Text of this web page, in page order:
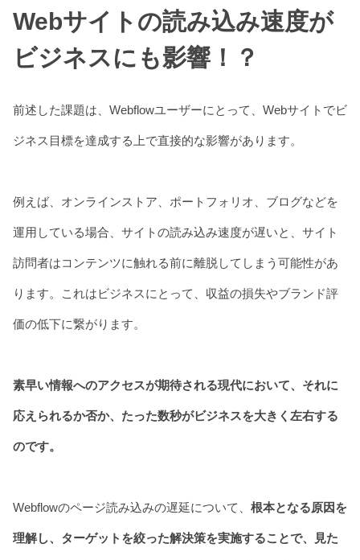
Webサイトの読み込み速度が
ビジネスにも影響！？
前述した課題は、Webflowユーザーにとって、Webサイトでビ
ジネス目標を達成する上で直接的な影響があります。
例えば、オンラインストア、ポートフォリオ、ブログなどを
運用している場合、サイトの読み込み速度が遅いと、サイト
訪問者はコンテンツに触れる前に離脱してしまう可能性があ
ります。これはビジネスにとって、収益の損失やブランド評
価の低下に繋がります。
素早い情報へのアクセスが期待される現代において、それに
応えられるか否か、たった数秒がビジネスを大きく左右する
のです。
Webflowのページ読み込みの遅延について、 根本となる原因を
理解し、ターゲットを絞った解決策を実施することで、見た